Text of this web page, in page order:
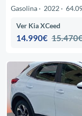
Gasolina
2022
Ver Kia XCeed
14.990€